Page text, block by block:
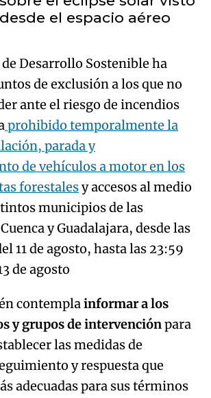
desde el espacio aéreo
Desarrollo Sostenible ha
de exclusión a los que no
ante el riesgo de incendios
prohibido temporalmente la
parada y
de vehículos a motor en los
forestalesy accesos al medio
municipios de las
y Guadalajara, desde las
11 de agosto, hasta las 23:59
de agosto
contemplainformar a los
y grupos de intervenciónpara
las medidas de
y respuesta que
adecuadas para sus términos